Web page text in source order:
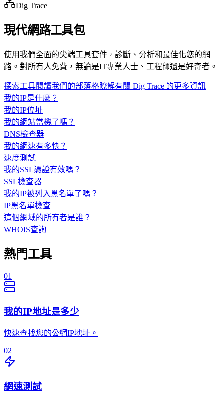
Dig Trace
現代網路工具包
使用我們全面的尖端工具套件，診斷、分析和最佳化您的網
路。對所有人免費，無論是IT專業人士、工程師還是好奇者。
探索工具閱讀我們的部落格瞭解有關 Dig Trace 的更多資訊
我的IP是什麼？
我的IP位址
我的網站當機了嗎？
DNS檢查器
我的網速有多快？
速度測試
我的SSL憑證有效嗎？
SSL檢查器
我的IP被列入黑名單了嗎？
IP黑名單檢查
這個網域的所有者是誰？
WHOIS查詢
熱門工具
01
我的IP地址是多少
快速查找您的公網IP地址。
02
網速測試